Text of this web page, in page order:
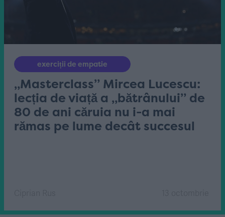
exerciții de empatie
„Masterclass” Mircea Lucescu:
lecția de viață a „bătrânului” de
80 de ani căruia nu i-a mai
rămas pe lume decât succesul